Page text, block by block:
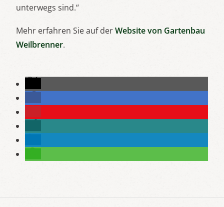
unterwegs sind.“
Mehr erfahren Sie auf derWebsite von Gartenbau
Weilbrenner.